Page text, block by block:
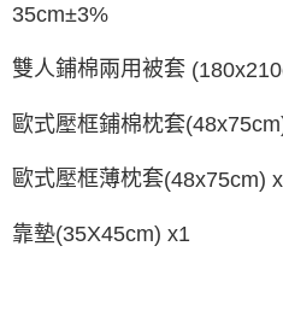
35cm±3%
雙人鋪棉兩用被套
歐式壓框鋪棉枕套
歐式壓框薄枕套(48x75cm)
靠墊(35X45cm) x1